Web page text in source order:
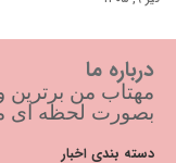
درباره ما
مهتاب من برترین
بصورت لحظه ای
دسته بندی اخبار